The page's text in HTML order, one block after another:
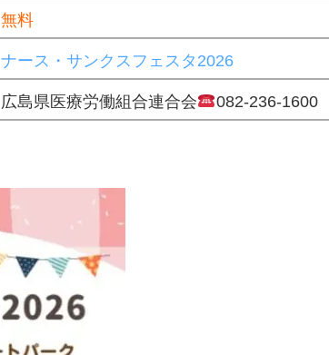
無料
ナース・サンクスフェスタ2026
広島県医療労働組合連合会 082-236-1600